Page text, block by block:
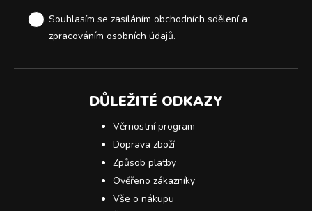
Souhlasím se zasíláním obchodních sdělení a
zpracováním osobních údajů.
DŮLEŽITÉ ODKAZY
Věrnostní program
Doprava zboží
Způsob platby
Ověřeno zákazníky
Vše o nákupu